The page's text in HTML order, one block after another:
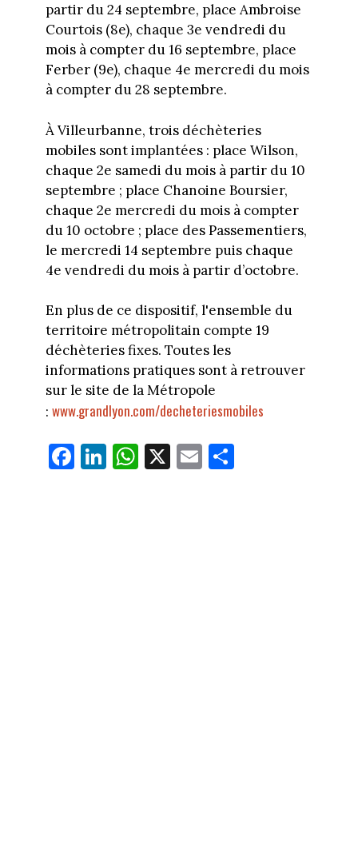
partir du 24 septembre, place Ambroise
Courtois (8e), chaque 3e vendredi du
mois à compter du 16 septembre, place
Ferber (9e), chaque 4e mercredi du mois
à compter du 28 septembre.
À Villeurbanne, trois déchèteries
mobiles sont implantées : place Wilson,
chaque 2e samedi du mois à partir du 10
septembre ; place Chanoine Boursier,
chaque 2e mercredi du mois à compter
du 10 octobre ; place des Passementiers,
le mercredi 14 septembre puis chaque
4e vendredi du mois à partir d’octobre.
En plus de ce dispositif, l'ensemble du
territoire métropolitain compte 19
déchèteries fixes. Toutes les
informations pratiques sont à retrouver
sur le site de la Métropole
: www.grandlyon.com/decheteriesmobiles
Fa
ce
Li
nk
W
ha
X E
m
Pa
rt